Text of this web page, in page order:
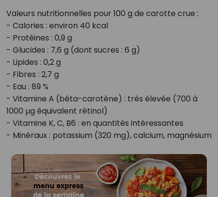
Valeurs nutritionnelles pour 100 g de carotte crue :
- Calories : environ 40 kcal
- Protéines : 0,9 g
- Glucides : 7,6 g (dont sucres : 6 g)
- Lipides : 0,2 g
- Fibres : 2,7 g
- Eau : 89 %
- Vitamine A (bêta-carotène) : très élevée (700 à
1000 µg équivalent rétinol)
- Vitamine K, C, B6 : en quantités intéressantes
- Minéraux : potassium (320 mg), calcium, magnésium